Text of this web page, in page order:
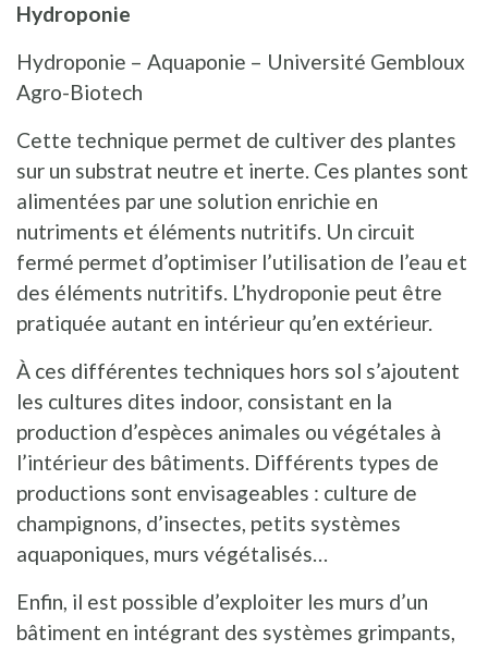
Hydroponie
Hydroponie – Aquaponie – Université Gembloux
Agro-Biotech
Cette technique permet de cultiver des plantes
sur un substrat neutre et inerte. Ces plantes sont
alimentées par une solution enrichie en
nutriments et éléments nutritifs. Un circuit
fermé permet d’optimiser l’utilisation de l’eau et
des éléments nutritifs. L’hydroponie peut être
pratiquée autant en intérieur qu’en extérieur.
À ces différentes techniques hors sol s’ajoutent
les cultures dites indoor, consistant en la
production d’espèces animales ou végétales à
l’intérieur des bâtiments. Différents types de
productions sont envisageables : culture de
champignons, d’insectes, petits systèmes
aquaponiques, murs végétalisés…
Enfin, il est possible d’exploiter les murs d’un
bâtiment en intégrant des systèmes grimpants,